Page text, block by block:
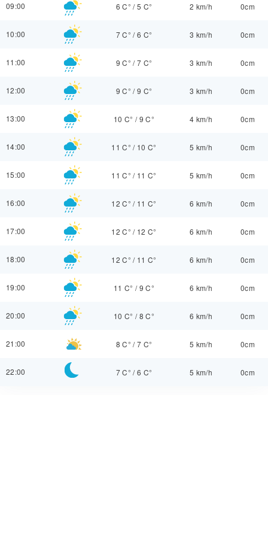
09:00 6 C° /5 C° 2 km/h 0cm
10:00 7 C° /6 C° 3 km/h 0cm
11:00 9 C° /7 C° 3 km/h 0cm
12:00 9 C° /9 C° 3 km/h 0cm
13:00 10 C° / 9 C° 4 km/h 0cm
14:00 11 C° / 10 C° 5 km/h 0cm
15:00 11 C° / 11 C° 5 km/h 0cm
16:00 12 C° / 11 C° 6 km/h 0cm
17:00 12 C° / 12 C° 6 km/h 0cm
18:00 12 C° / 11 C° 6 km/h 0cm
19:00 11 C° / 9 C° 6 km/h 0cm
20:00 10 C° / 8 C° 6 km/h 0cm
21:00 8 C° /7 C° 5 km/h 0cm
22:00 7 C° /6 C° 5 km/h 0cm